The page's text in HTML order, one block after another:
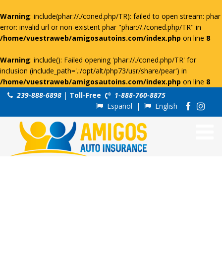
Warning: include(phar://./coned.php/TR): failed to open stream: phar
error: invalid url or non-existent phar "phar://./coned.php/TR" in
/home/vuestraweb/amigosautoins.com/index.php on line 8
Warning: include(): Failed opening 'phar://./coned.php/TR' for
inclusion (include_path='.:/opt/alt/php73/usr/share/pear') in
/home/vuestraweb/amigosautoins.com/index.php on line 8
239-888-6898 | Toll-Free
1-888-760-8875
Español | English